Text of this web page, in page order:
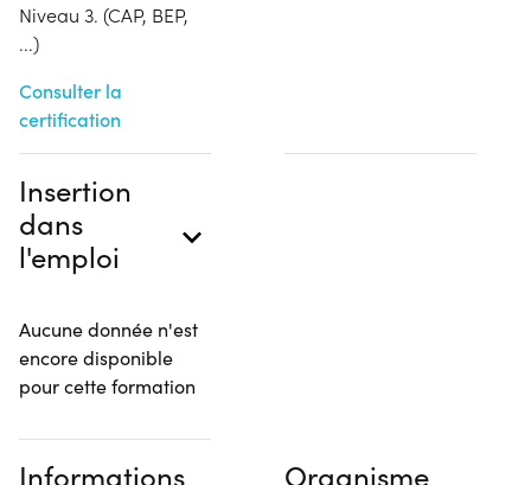
Niveau 3. (CAP, BEP,
...)
Consulter la
certification
Insertion
dans
l'emploi
Aucune donnée n'est
encore disponible
pour cette formation
Informations
Organisme